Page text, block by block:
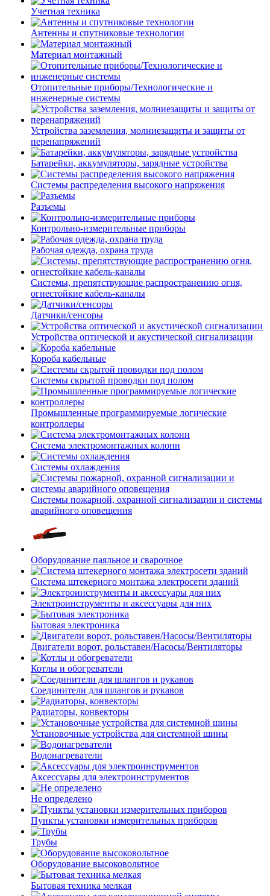
Учетная техника
Антенны и спутниковые технологии
Материал монтажный
Отопительные приборы/Технологические и
инженерные системы
Устройства заземления, молниезащиты и защиты от
перенапряжений
Батарейки, аккумуляторы, зарядные устройства
Системы распределения высокого напряжения
Разъемы
Контрольно-измерительные приборы
Рабочая одежда, охрана труда
Системы, препятствующие распространению огня,
огнестойкие кабель-каналы
Датчики/сенсоры
Устройства оптической и акустической сигнализации
Короба кабельные
Системы скрытой проводки под полом
Промышленные программируемые логические
контроллеры
Система электромонтажных колонн
Системы охлаждения
Системы пожарной, охранной сигнализации и системы
аварийного оповещения
Оборудование паяльное и сварочное
Система штекерного монтажа электросети зданий
Электроинструменты и аксессуары для них
Бытовая электроника
Двигатели ворот, рольставен/Насосы/Вентиляторы
Котлы и обогреватели
Соединители для шлангов и рукавов
Радиаторы, конвекторы
Установочные устройства для системной шины
Водонагреватели
Аксессуары для электроинструментов
Не определено
Пункты установки измерительных приборов
Трубы
Оборудование высоковольтное
Бытовая техника мелкая